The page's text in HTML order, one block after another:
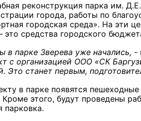
реконструкция парка им.
города, работы по
городская среда». На эти
это средства городского
в парке Зверева уже начались, -
с организацией ООО «СК
Это станет первым,
в парке появятся
этого, будут проведены
парковка.